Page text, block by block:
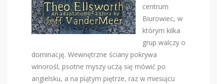
centrum
Biurowiec, w
którym kilka
grup walczy o
dominację. Wewnętrzne ściany pokrywa
winorośl, psotne myszy uczą się mówić po
angielsku, a na piątym piętrze, raz w miesiącu